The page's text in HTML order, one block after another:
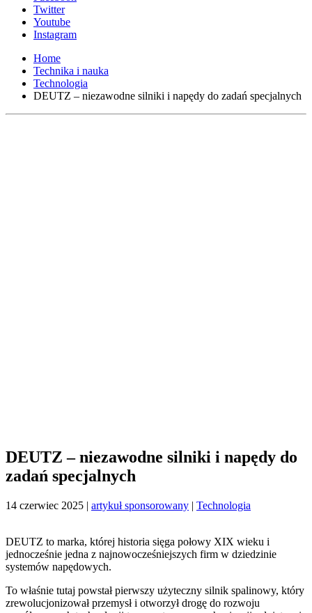
Twitter
Youtube
Instagram
Home
Technika i nauka
Technologia
DEUTZ – niezawodne silniki i napędy do zadań specjalnych
DEUTZ – niezawodne silniki i napędy do
zadań specjalnych
14 czerwiec 2025 | artykuł sponsorowany | Technologia
DEUTZ to marka, której historia sięga połowy XIX wieku i
jednocześnie jedna z najnowocześniejszych firm w dziedzinie
systemów napędowych.
To właśnie tutaj powstał pierwszy użyteczny silnik spalinowy, który
zrewolucjonizował przemysł i otworzył drogę do rozwoju